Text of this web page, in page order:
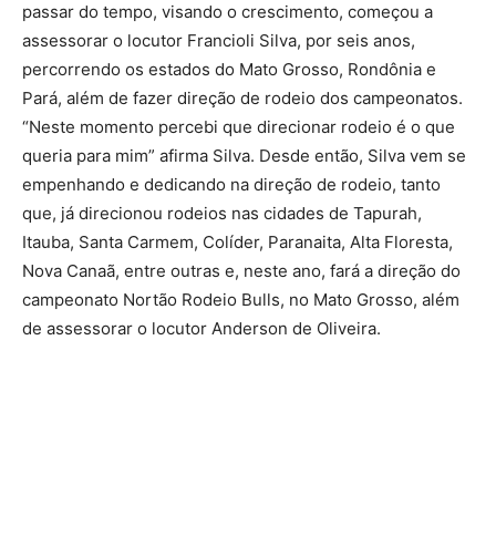
passar do tempo, visando o crescimento, começou a
assessorar o locutor Francioli Silva, por seis anos,
percorrendo os estados do Mato Grosso, Rondônia e
Pará, além de fazer direção de rodeio dos campeonatos.
“Neste momento percebi que direcionar rodeio é o que
queria para mim” afirma Silva. Desde então, Silva vem se
empenhando e dedicando na direção de rodeio, tanto
que, já direcionou rodeios nas cidades de Tapurah,
Itauba, Santa Carmem, Colíder, Paranaita, Alta Floresta,
Nova Canaã, entre outras e, neste ano, fará a direção do
campeonato Nortão Rodeio Bulls, no Mato Grosso, além
de assessorar o locutor Anderson de Oliveira.